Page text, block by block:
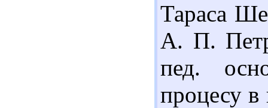
Тараса
А. П.
пед.
процесу